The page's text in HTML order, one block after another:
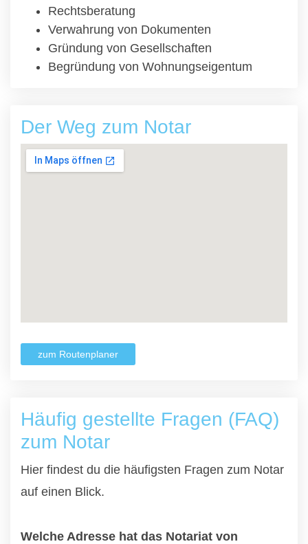
Rechtsberatung
Verwahrung von Dokumenten
Gründung von Gesellschaften
Begründung von Wohnungseigentum
Der Weg zum Notar
zum Routenplaner
Häufig gestellte Fragen (FAQ)
zum Notar
Hier findest du die häufigsten Fragen zum Notar
auf einen Blick.
Welche Adresse hat das Notariat von